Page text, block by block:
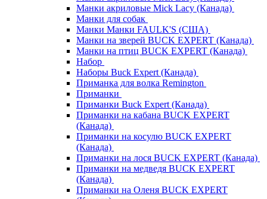
Манки акриловые Mick Lacy (Канада)
Манки для собак
Манки Манки FAULK'S (США)
Манки на зверей BUCK EXPERT (Канада)
Манки на птиц BUCK EXPERT (Канада)
Набор
Наборы Buck Expert (Канада)
Приманка для волка Remington
Приманки
Приманки Buck Expert (Канада)
Приманки на кабана BUCK EXPERT
(Канада)
Приманки на косулю BUCK EXPERT
(Канада)
Приманки на лося BUCK EXPERT (Канада)
Приманки на медведя BUCK EXPERT
(Канада)
Приманки на Оленя BUCK EXPERT